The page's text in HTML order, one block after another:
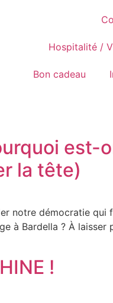
Hospitalité /
Bon cadeau
est-
la tête)
notre démocratie
à Bardella ? À
!